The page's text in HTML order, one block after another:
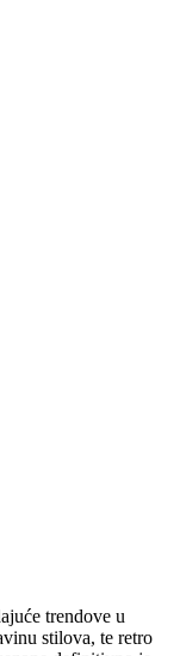
trendove u
stilova, te retro